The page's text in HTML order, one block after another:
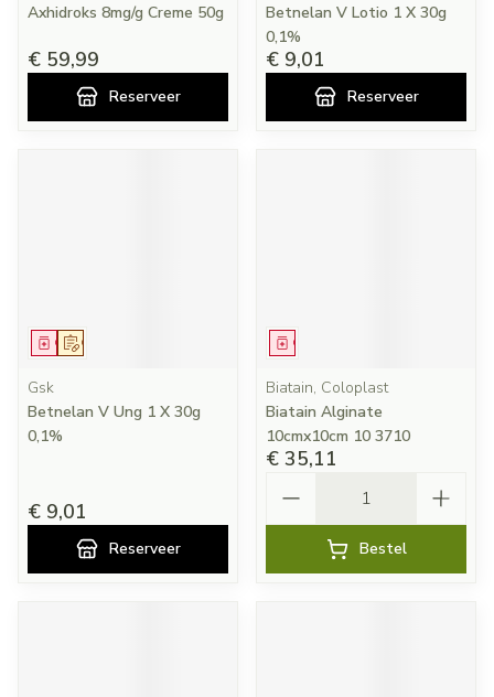
Axhidroks 8mg/g Creme 50g
€ 59,99
Reserveer
Betnelan V Lotio 1 X 30g
0,1%
€ 9,01
Reserveer
Op voorschrift
Geneesmiddel
Gsk
Betnelan V Ung 1 X 30g
0,1%
€ 9,01
Reserveer
Geneesmiddel
Biatain, Coloplast
Biatain Alginate
10cmx10cm 10 3710
€ 35,11
Bestel